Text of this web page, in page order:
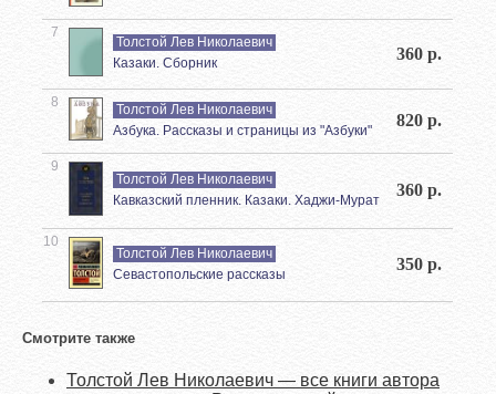
7
Толстой Лев Николаевич
Казаки. Сборник
360 р.
8
Толстой Лев Николаевич
Азбука. Рассказы и страницы из "Азбуки"
820 р.
9
Толстой Лев Николаевич
Кавказский пленник. Казаки. Хаджи-Мурат
360 р.
10
Толстой Лев Николаевич
Севастопольские рассказы
350 р.
Смотрите также
Толстой Лев Николаевич — все книги автора